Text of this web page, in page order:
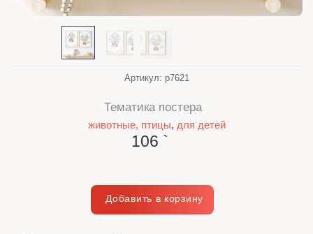
Артикул: p7621
Тематика постера
животные, птицы, для детей
106 `